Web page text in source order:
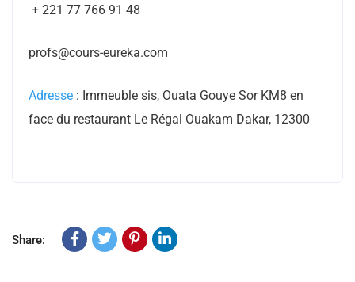
+ 221 77 766 91 48
profs@cours-eureka.com
Adresse : Immeuble sis, Ouata Gouye Sor KM8 en
face du restaurant Le Régal Ouakam Dakar, 12300
Share: